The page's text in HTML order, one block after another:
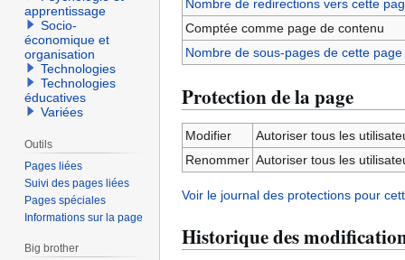
Nombre de redirections vers cette
Comptée comme page de contenu
Nombre de sous-pages de cette page
Protection de la page
Modifier
Autoriser tous les
Renommer Autoriser tous les
Voir le journal des protections pour
Historique des
apprentissage
Socio-
économique et
organisation
Technologies
Technologies
éducatives
Variées
Outils
Pages liées
Suivi des pages liées
Pages spéciales
Informations sur la page
Big brother